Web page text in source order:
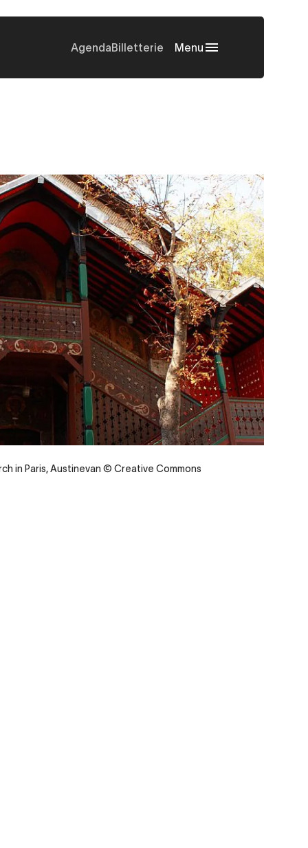
AgendaBilletterie Menu
in Paris, Austinevan © Creative Commons